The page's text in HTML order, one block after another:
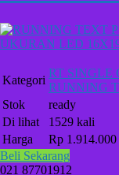
Kategori
RT SINGLE
RUNNING
Stok
ready
Di lihat
1529 kali
Harga
Rp 1.914.000
Beli Sekarang
021 87701912